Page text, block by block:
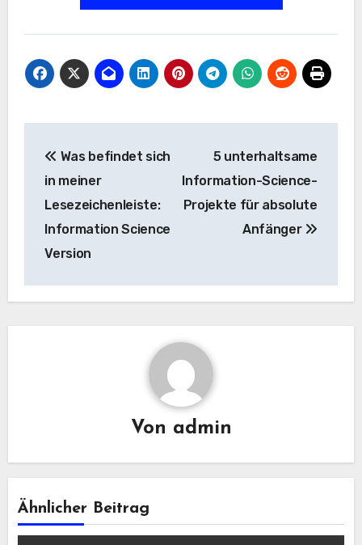
Navigation
Was befindet sich
in meiner
Lesezeichenleiste:
Information Science
Version
5 unterhaltsame
Information-Science-
Projekte für absolute
Anfänger
Von admin
Ähnlicher Beitrag